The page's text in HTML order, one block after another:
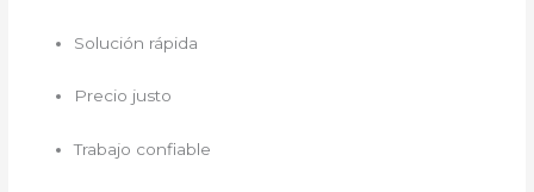
Solución rápida
Precio justo
Trabajo confiable